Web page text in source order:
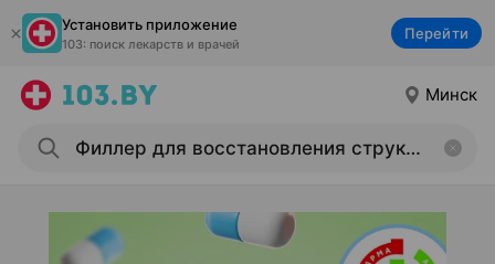
Установить приложение
103: поиск лекарств и врачей
Перейти
Минск